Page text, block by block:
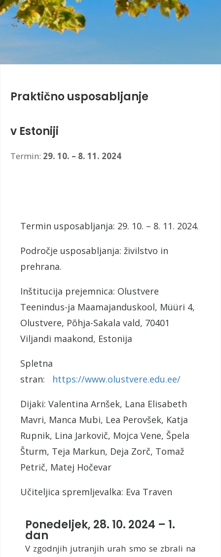
Praktično usposabljanje
v Estoniji
Termin: 29. 10. – 8. 11. 2024
Termin usposabljanja: 29. 10. – 8. 11. 2024.
Področje usposabljanja: živilstvo in
prehrana.
Inštitucija prejemnica: Olustvere
Teenindus-ja Maamajanduskool, Müüri 4,
Olustvere, Põhja-Sakala vald, 70401
Viljandi maakond, Estonija
Spletna
stran:
https://www.olustvere.edu.ee/
Dijaki: Valentina Arnšek, Lana Elisabeth
Mavri, Manca Mubi, Lea Perovšek, Katja
Rupnik, Lina Jarkovič, Mojca Vene, Špela
Šturm, Teja Markun, Deja Zorč, Tomaž
Petrič, Matej Hočevar
Učiteljica spremljevalka: Eva Traven
Ponedeljek, 28. 10. 2024 – 1.
dan
V zgodnjih jutranjih urah smo se zbrali na